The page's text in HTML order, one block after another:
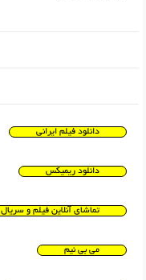
دانلود فیلم ایرانی
دانلود ریمیکس
تماشای آنلاین فیلم و سریال
می بی نیم